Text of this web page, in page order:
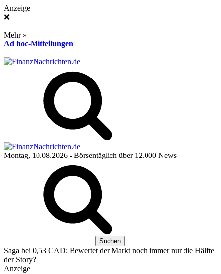
Anzeige
❌
Mehr »
Ad hoc-Mitteilungen:
Montag, 10.08.2026 - Börsentäglich über 12.000 News
Saga bei 0,53 CAD: Bewertet der Markt noch immer nur die Hälfte
der Story?
Anzeige